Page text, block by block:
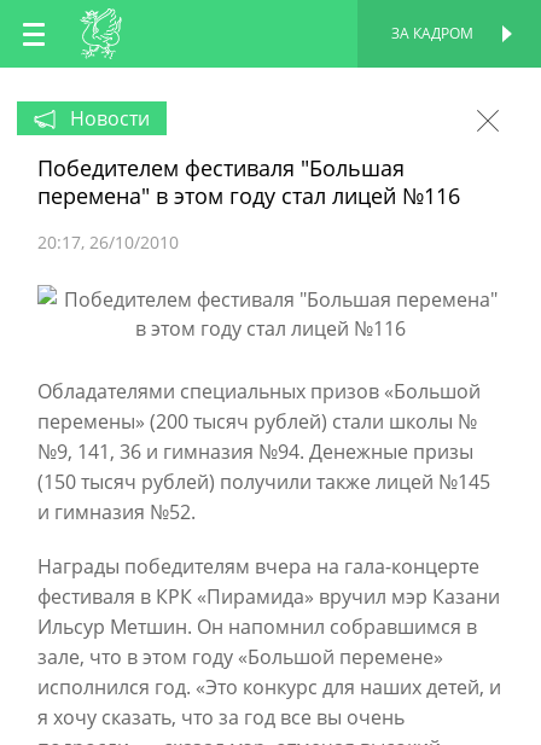
RU
EN
ЗА КАДРОМ
Новости
Победителем фестиваля "Большая
перемена" в этом году стал лицей №116
20:17 26/10/2010
Обладателями специальных призов «Большой
перемены» (200 тысяч рублей) стали школы №
№9, 141, 36 и гимназия №94. Денежные призы
(150 тысяч рублей) получили также лицей №145
и гимназия №52.
Награды победителям вчера на гала-концерте
фестиваля в КРК «Пирамида» вручил мэр Казани
Ильсур Метшин. Он напомнил собравшимся в
зале, что в этом году «Большой перемене»
исполнился год. «Это конкурс для наших детей, и
я хочу сказать, что за год все вы очень
ПЕРСОНАЛЬНАЯ